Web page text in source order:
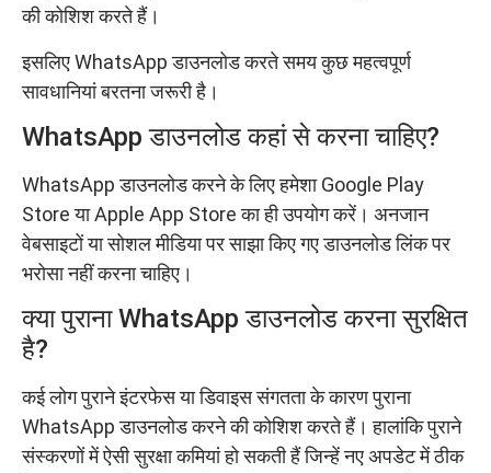
की कोशिश करते हैं।
इसलिए WhatsApp डाउनलोड करते समय कुछ महत्वपूर्ण
सावधानियां बरतना जरूरी है।
WhatsApp डाउनलोड कहां से करना चाहिए?
WhatsApp डाउनलोड करने के लिए हमेशा Google Play
Store या Apple App Store का ही उपयोग करें। अनजान
वेबसाइटों या सोशल मीडिया पर साझा किए गए डाउनलोड लिंक पर
भरोसा नहीं करना चाहिए।
क्या पुराना WhatsApp डाउनलोड करना सुरक्षित
है?
कई लोग पुराने इंटरफेस या डिवाइस संगतता के कारण पुराना
WhatsApp डाउनलोड करने की कोशिश करते हैं। हालांकि पुराने
संस्करणों में ऐसी सुरक्षा कमियां हो सकती हैं जिन्हें नए अपडेट में ठीक